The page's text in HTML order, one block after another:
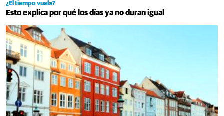
¿El tiempo vuela?
Esto explica por qué los días ya no duran igual